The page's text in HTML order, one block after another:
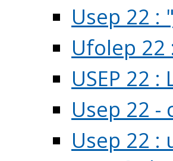
Usep 22 :
Ufolep 22
USEP 22
Usep 22 -
Usep 22